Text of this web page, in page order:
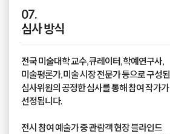
07.
심사 방식
전국 미술대학 교수, 큐레이터, 학예연구사,
미술평론가, 미술 시장 전문가 등으로 구성된
심사위원의 공정한 심사를 통해 참여 작가가
선정됩니다.
전시 참여 예술가 중 관람객 현장 블라인드